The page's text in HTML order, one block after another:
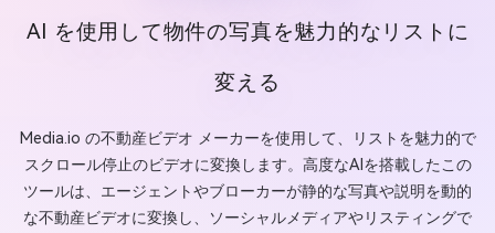
AI を使用して物件の写真を魅力的なリストに
変える
Media.io の不動産ビデオ メーカーを使用して、リストを魅力的で
スクロール停止のビデオに変換します。高度なAIを搭載したこの
ツールは、エージェントやブローカーが静的な写真や説明を動的
な不動産ビデオに変換し、ソーシャルメディアやリスティングで